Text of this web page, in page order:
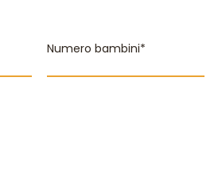
Numero bambini*